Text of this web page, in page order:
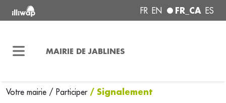
FR EN FR_CA ES
MAIRIE DE JABLINES
Votre mairie / Participer / Signalement